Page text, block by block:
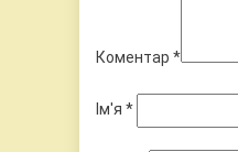
Коментар *
Ім'я *